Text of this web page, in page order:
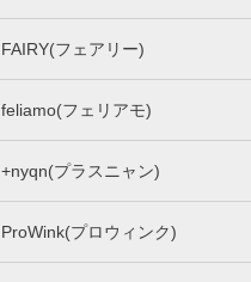
FAIRY(フェアリー)
feliamo(フェリアモ)
+nyqn(プラスニャン)
ProWink(プロウィンク)